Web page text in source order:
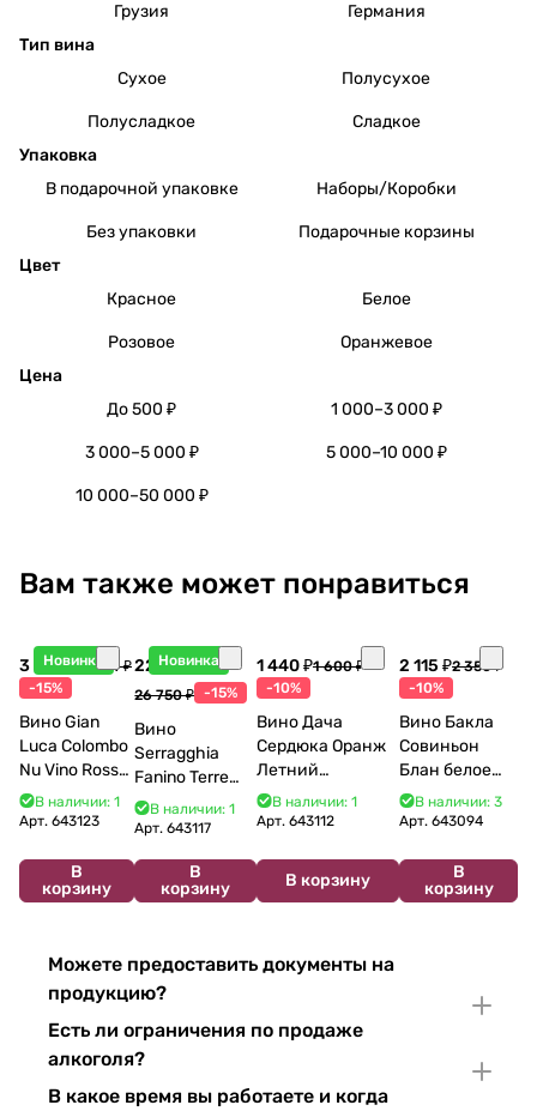
Грузия
Германия
Тип вина
Сухое
Полусухое
Полусладкое
Сладкое
Упаковка
В подарочной упаковке
Наборы/Коробки
Без упаковки
Подарочные корзины
Цвет
Красное
Белое
Розовое
Оранжевое
Цена
До 500 ₽
1 000–3 000 ₽
3 000–5 000 ₽ 5 000–10 000 ₽
10 000–50 000 ₽
Вам также может понравиться
Новинка
3 998 ₽4 704 ₽
-15%
Вино Gian
Luca Colombo
Nu Vino Rosso
2025 750 мл
В наличии: 1
Арт. 643123
В
корзину
Новинка
22 738 ₽
26 750 ₽ -15%
Вино
Serragghia
Fanino Terre
Siciliane IGP
2022 750 мл
В наличии: 1
Арт.643117
В
корзину
1 440 ₽1 600 ₽
-10%
Вино Дача
Сердюка Оранж
Летний
Сибирьковый
2024 750 мл
В наличии: 1
Арт. 643112
В корзину
2 115 ₽2 350 ₽
-10%
Вино Бакла
Совиньон
Блан белое
сухое 750 мл
12%
В наличии: 3
Арт.643094
В
корзину
Можете предоставить документы на
продукцию?
Есть ли ограничения по продаже
алкоголя?
В какое время вы работаете и когда